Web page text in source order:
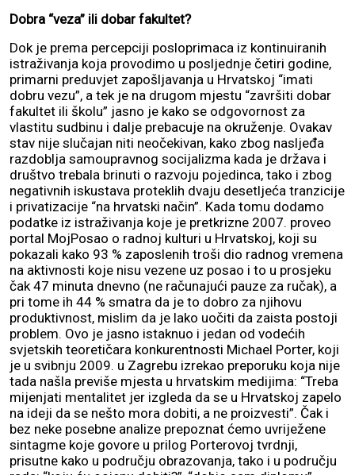
Dobra “veza” ili dobar fakultet?
Dok je prema percepciji posloprimaca iz kontinuiranih
istraživanja koja provodimo u posljednje četiri godine,
primarni preduvjet zapošljavanja u Hrvatskoj “imati
dobru vezu”, a tek je na drugom mjestu “završiti dobar
fakultet ili školu” jasno je kako se odgovornost za
vlastitu sudbinu i dalje prebacuje na okruženje. Ovakav
stav nije slučajan niti neočekivan, kako zbog nasljeđa
razdoblja samoupravnog socijalizma kada je država i
društvo trebala brinuti o razvoju pojedinca, tako i zbog
negativnih iskustava proteklih dvaju desetljeća tranzicije
i privatizacije “na hrvatski način”. Kada tomu dodamo
podatke iz istraživanja koje je pretkrizne 2007. proveo
portal MojPosao o radnoj kulturi u Hrvatskoj, koji su
pokazali kako 93 % zaposlenih troši dio radnog vremena
na aktivnosti koje nisu vezene uz posao i to u prosjeku
čak 47 minuta dnevno (ne računajući pauze za ručak), a
pri tome ih 44 % smatra da je to dobro za njihovu
produktivnost, mislim da je lako uočiti da zaista postoji
problem. Ovo je jasno istaknuo i jedan od vodećih
svjetskih teoretičara konkurentnosti Michael Porter, koji
je u svibnju 2009. u Zagrebu izrekao preporuku koja nije
tada našla previše mjesta u hrvatskim medijima: “Treba
mijenjati mentalitet jer izgleda da se u Hrvatskoj zapelo
na ideji da se nešto mora dobiti, a ne proizvesti”. Čak i
bez neke posebne analize prepoznat ćemo uvriježene
sintagme koje govore u prilog Porterovoj tvrdnji,
prisutne kako u području obrazovanja, tako i u području